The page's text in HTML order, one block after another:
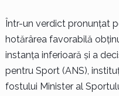
Într-un verdict pronunțat
hotărârea favorabilă
instanța inferioară și a
pentru Sport (ANS),
fostului Minister al